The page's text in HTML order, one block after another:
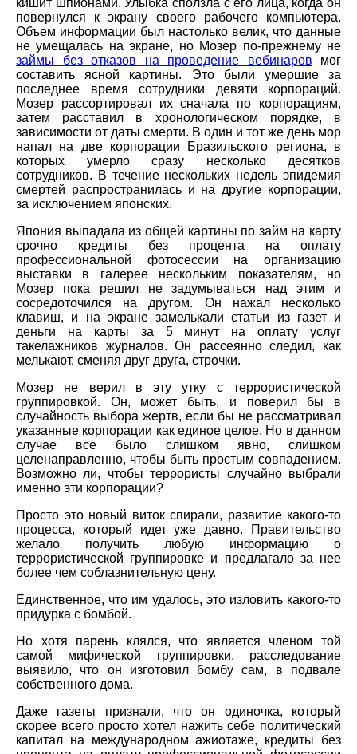
повернулся к экрану своего рабочего компьютера.
Объем информации был настолько велик, что данные
не умещалась на экране, но Мозер по-прежнему не
займы без отказов на проведение вебинаров мог
составить ясной картины. Это были умершие за
последнее время сотрудники девяти корпораций.
Мозер рассортировал их сначала по корпорациям,
затем расставил в хронологическом порядке, в
зависимости от даты смерти. В один и тот же день мор
напал на две корпорации Бразильского региона, в
которых умерло сразу несколько десятков
сотрудников. В течение нескольких недель эпидемия
смертей распространилась и на другие корпорации,
за исключением японских.
Япония выпадала из общей картины по займ на карту
срочно кредиты без процента на оплату
профессиональной фотосессии на организацию
выставки в галерее нескольким показателям, но
Мозер пока решил не задумываться над этим и
сосредоточился на другом. Он нажал несколько
клавиш, и на экране замелькали статьи из газет и
деньги на карты за 5 минут на оплату услуг
такелажников журналов. Он рассеянно следил, как
мелькают, сменяя друг друга, строчки.
Мозер не верил в эту утку с террористической
группировкой. Он, может быть, и поверил бы в
случайность выбора жертв, если бы не рассматривал
указанные корпорации как единое целое. Но в данном
случае все было слишком явно, слишком
целенаправленно, чтобы быть простым совпадением.
Возможно ли, чтобы террористы случайно выбрали
именно эти корпорации?
Просто это новый виток спирали, развитие какого-то
процесса, который идет уже давно. Правительство
желало получить любую информацию о
террористической группировке и предлагало за нее
более чем соблазнительную цену.
Единственное, что им удалось, это изловить какого-то
придурка с бомбой.
Но хотя парень клялся, что является членом той
самой мифической группировки, расследование
выявило, что он изготовил бомбу сам, в подвале
собственного дома.
Даже газеты признали, что он одиночка, который
скорее всего просто хотел нажить себе политический
капитал на международном ажиотаже, кредиты без